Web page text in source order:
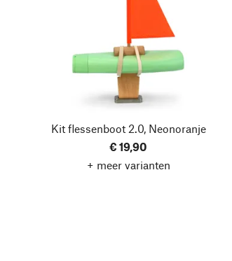
Kit flessenboot 2.0, Neonoranje
€ 19,90
+ meer varianten